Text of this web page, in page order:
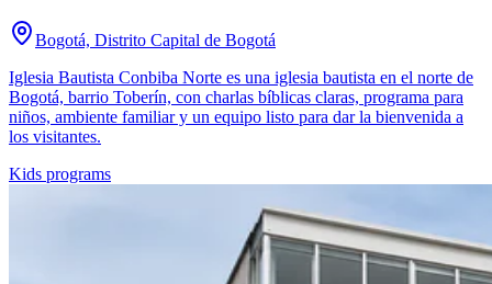
Bogotá, Distrito Capital de Bogotá
Iglesia Bautista Conbiba Norte es una iglesia bautista en el norte de
Bogotá, barrio Toberín, con charlas bíblicas claras, programa para
niños, ambiente familiar y un equipo listo para dar la bienvenida a
los visitantes.
Kids programs